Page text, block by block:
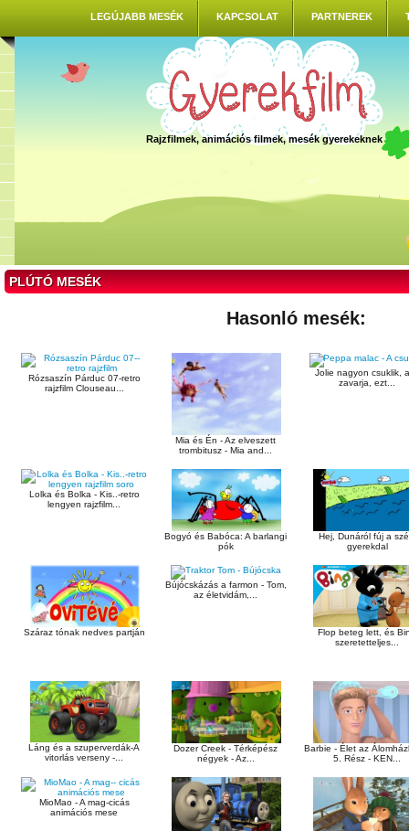
LEGÚJABB MESÉK KAPCSOLAT PARTNEREK
Rajzfilmek, animációs filmek, mesék gyerekeknek
PLÚTÓ MESÉK
Hasonló mesék:
Rózsaszín Párduc 07-retro
rajzfilm Clouseau...
Mia és Én - Az elveszett
trombitusz - Mia and...
Jolie nagyon csuklik,
zavarja, ezt...
Lolka és Bolka - Kis..-retro
lengyen rajzfilm...
Bogyó és Babóca: A barlangi
pók
Hej, Dunáról fúj a
gyerekdal
Száraz tónak nedves partján
Bújócskázás a farmon - Tom,
az életvidám,...
Flop beteg lett, és
szeretetteljes...
Láng és a szuperverdák-A
vitorlás verseny -...
Dozer Creek - Térképész
négyek - Az...
Barbie - Élet az
5. Rész - KEN...
MioMao - A mag-cicás
animációs mese